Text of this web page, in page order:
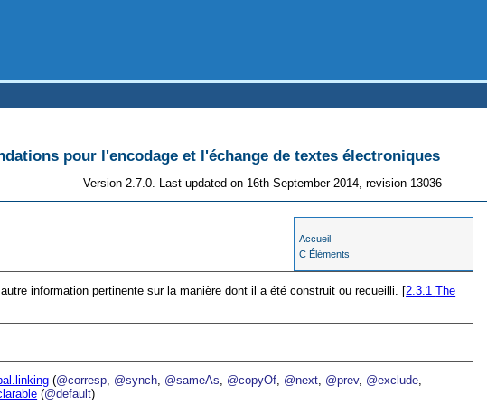
pour l'encodage et l'échange de textes électroniques
Version 2.7.0. Last updated on 16th September 2014, revision 13036
Accueil
C Éléments
information pertinente sur la manière dont il a été construit ou recueilli. [2.3.1The
(@corresp @synch @sameAs @copyOf @next @prev, @exclude
(@default)